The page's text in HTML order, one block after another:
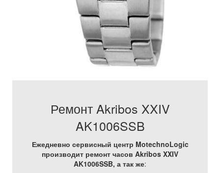
Ремонт Akribos XXIV
AK1006SSB
Ежедневно сервисный центр MotechnoLogic
производит ремонт часов Akribos XXIV
AK1006SSB, а так же: